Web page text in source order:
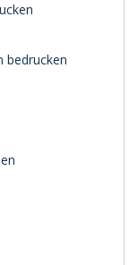
bedrucken